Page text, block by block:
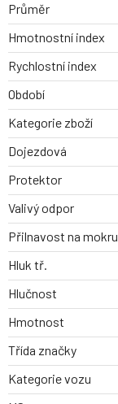
Průměr
Hmotnostní index
Rychlostní index
Období
Kategorie zboží
Dojezdová
Protektor
Valivý odpor
Přilnavost na mokru
Hluk tř.
Hlučnost
Hmotnost
Třída značky
Kategorie vozu